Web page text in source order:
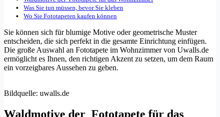
Was Sie tun müssen, bevor Sie kleben
Wo Sie Fototapeten kaufen können
Sie können sich für blumige Motive oder geometrische Muster
entscheiden, die sich perfekt in die gesamte Einrichtung einfügen.
Die große Auswahl an Fototapete im Wohnzimmer von Uwalls.de
ermöglicht es Ihnen, den richtigen Akzent zu setzen, um dem Raum
ein vorzeigbares Aussehen zu geben.
Bildquelle: uwalls.de
Waldmotive der Fototapete für das